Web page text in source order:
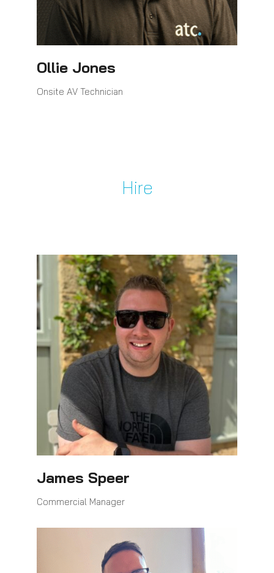
Ollie Jones
Onsite AV Technician
Hire
James Speer
Commercial Manager